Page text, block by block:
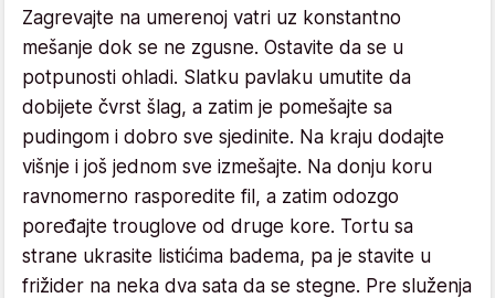
Zagrevajte na umerenoj vatri uz konstantno
mešanje dok se ne zgusne. Ostavite da se u
potpunosti ohladi. Slatku pavlaku umutite da
dobijete čvrst šlag, a zatim je pomešajte sa
pudingom i dobro sve sjedinite. Na kraju dodajte
višnje i još jednom sve izmešajte. Na donju koru
ravnomerno rasporedite fil, a zatim odozgo
poređajte trouglove od druge kore. Tortu sa
strane ukrasite listićima badema, pa je stavite u
frižider na neka dva sata da se stegne. Pre služenja